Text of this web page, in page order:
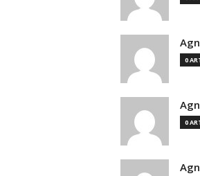
0
0